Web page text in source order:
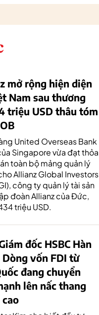
mở rộng hiện diện
Nam sau thương
triệu USD thâu tóm
United Overseas Bank
Singapore vừa đạt thỏa
toàn bộ mảng quản lý
Allianz Global Investors
công ty quản lý tài sản
đoàn Allianz của Đức,
triệu USD.
đốc HSBC Hàn
Dòng vốn FDI từ
đang chuyển
lên nấc thang